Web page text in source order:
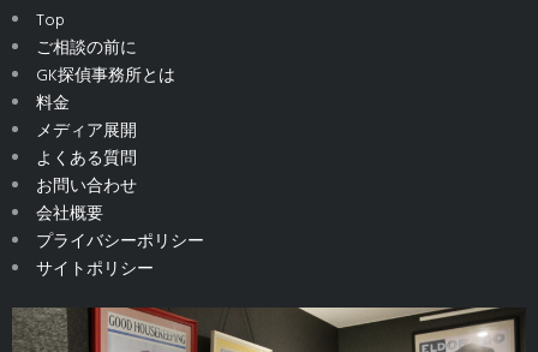
Top
ご相談の前に
GK探偵事務所とは
料金
メディア展開
よくある質問
お問い合わせ
会社概要
プライバシーポリシー
サイトポリシー